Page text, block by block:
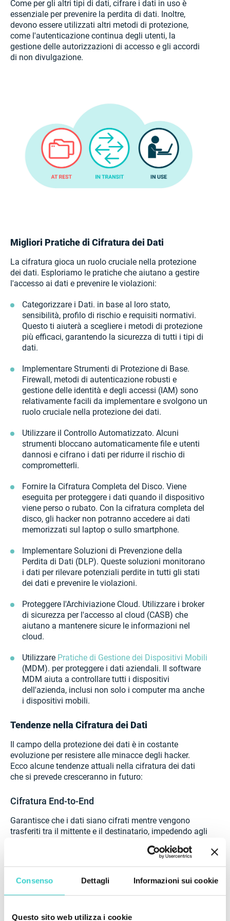
Consenso Dettagli Informazioni sui cookie
Questo sito web utilizza i cookie
Come per gli altri tipi di dati, cifrare i dati in uso è
essenziale per prevenire la perdita di dati. Inoltre,
devono essere utilizzati altri metodi di protezione,
come l'autenticazione continua degli utenti, la
gestione delle autorizzazioni di accesso e gli accordi
di non divulgazione.
Migliori Pratiche di Cifratura dei Dati
La cifratura gioca un ruolo cruciale nella protezione
dei dati. Esploriamo le pratiche che aiutano a gestire
l'accesso ai dati e prevenire le violazioni:
Categorizzare i Dati. in base al loro stato,
sensibilità, profilo di rischio e requisiti normativi.
Questo ti aiuterà a scegliere i metodi di protezione
più efficaci, garantendo la sicurezza di tutti i tipi di
dati.
Implementare Strumenti di Protezione di Base.
Firewall, metodi di autenticazione robusti e
gestione delle identità e degli accessi (IAM) sono
relativamente facili da implementare e svolgono un
ruolo cruciale nella protezione dei dati.
Utilizzare il Controllo Automatizzato. Alcuni
strumenti bloccano automaticamente file e utenti
dannosi e cifrano i dati per ridurre il rischio di
comprometterli.
Fornire la Cifratura Completa del Disco. Viene
eseguita per proteggere i dati quando il dispositivo
viene perso o rubato. Con la cifratura completa del
disco, gli hacker non potranno accedere ai dati
memorizzati sul laptop o sullo smartphone.
Implementare Soluzioni di Prevenzione della
Perdita di Dati (DLP). Queste soluzioni monitorano
i dati per rilevare potenziali perdite in tutti gli stati
dei dati e prevenire le violazioni.
Proteggere l'Archiviazione Cloud. Utilizzare i broker
di sicurezza per l'accesso al cloud (CASB) che
aiutano a mantenere sicure le informazioni nel
cloud.
Utilizzare Pratiche di Gestione dei Dispositivi Mobili
(MDM). per proteggere i dati aziendali. Il software
MDM aiuta a controllare tutti i dispositivi
dell'azienda, inclusi non solo i computer ma anche
i dispositivi mobili.
Tendenze nella Cifratura dei Dati
Il campo della protezione dei dati è in costante
evoluzione per resistere alle minacce degli hacker.
Ecco alcune tendenze attuali nella cifratura dei dati
che si prevede cresceranno in futuro:
Cifratura End-to-End
Garantisce che i dati siano cifrati mentre vengono
trasferiti tra il mittente e il destinatario, impedendo agli
i dati vengono intercettati durante la trasmissione,
Cifratura come Servizio (EaaS)
cifratura dei dati sta diventando comune. Queste